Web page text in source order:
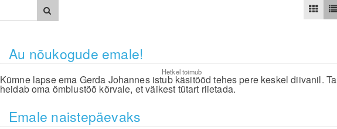
Au nõukogude emale!
Hetkel toimub
Kümne lapse ema Gerda Johannes istub käsitööd tehes pere keskel diivanil. Ta
heidab oma õmblustöö kõrvale, et väikest tütart riietada.
Emale naistepäevaks